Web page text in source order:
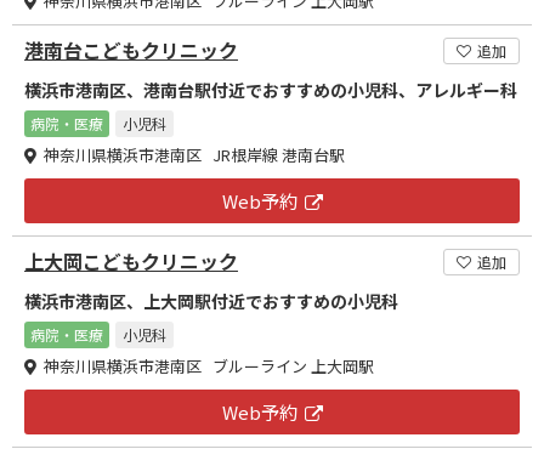
港南台こどもクリニック 追加
横浜市港南区、港南台駅付近でおすすめの小児科、アレルギー科
病院・医療 小児科
神奈川県横浜市港南区 JR根岸線 港南台駅
Web予約
上大岡こどもクリニック 追加
横浜市港南区、上大岡駅付近でおすすめの小児科
病院・医療 小児科
神奈川県横浜市港南区 ブルーライン 上大岡駅
Web予約